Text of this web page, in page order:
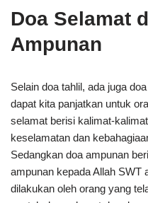
Doa Selamat
Ampunan
Selain doa tahlil, ada juga
dapat kita panjatkan untuk
selamat berisi kalimat-
keselamatan dan
Sedangkan doa ampunan
ampunan kepada Allah SWT
dilakukan oleh orang yang